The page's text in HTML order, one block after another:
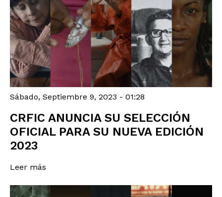
Sábado, Septiembre 9, 2023 - 01:28
CRFIC ANUNCIA SU SELECCIÓN
OFICIAL PARA SU NUEVA EDICIÓN
2023
Leer más